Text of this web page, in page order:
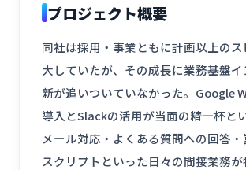
プロジェクト概要
同社は採用・事業ともに計画以上の
大していたが、その成長に業務基盤
新が追いついていなかった。Google
導入とSlackの活用が当面の精一杯と
メール対応・よくある質問への回答・
スクリプトといった日々の間接業務が